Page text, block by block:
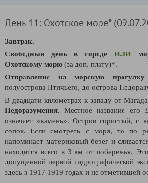
День 11: Охотское море*
Завтрак.
Свободный день в городе ИЛИ
Охотскому морю (за доп. плату)*.
Отправление на морскую
полуострова Птичьего, до острова
В двадцати километрах к западу от
Недоразумения. Местное название его
означает «камень». Остров гористый, с
сопок. Если смотреть с моря, то по
напоминает материковый берег и
находится всего в 3 км от побережья.
допущенной первой гидрографической
здесь в 1917-1919 годах и не отметившей